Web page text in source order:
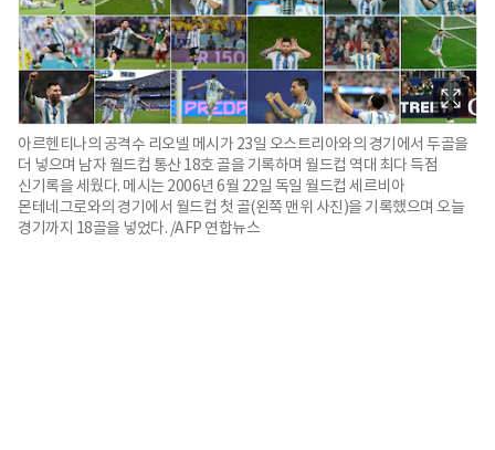
아르헨티나의 공격수 리오넬 메시가 23일 오스트리아와의 경기에서 두골을
더 넣으며 남자 월드컵 통산 18호 골을 기록하며 월드컵 역대 최다 득점
신기록을 세웠다. 메시는 2006년 6월 22일 독일 월드컵 세르비아
몬테네그로와의 경기에서 월드컵 첫 골(왼쪽 맨위 사진)을 기록했으며 오늘
경기까지 18골을 넣었다. /AFP 연합뉴스